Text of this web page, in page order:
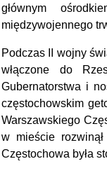
głównym
międzywojennego
Podczas II wojny
włączone do
Gubernatorstwa i
częstochowskim
Warszawskiego
w mieście
Częstochowa była